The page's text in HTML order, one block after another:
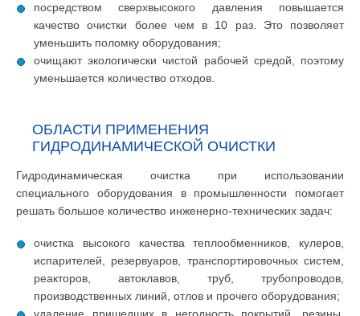
посредством сверхвысокого давления повышается
качество очистки более чем в 10 раз. Это позволяет
уменьшить поломку оборудования;
очищают экологически чистой рабочей средой, поэтому
уменьшается количество отходов.
ОБЛАСТИ ПРИМЕНЕНИЯ
ГИДРОДИНАМИЧЕСКОЙ ОЧИСТКИ
Гидродинамическая очистка при использовании
специального оборудования в промышленности помогает
решать большое количество инженерно-технических задач:
очистка высокого качества теплообменников, кулеров,
испарителей, резервуаров, транспортировочных систем,
реакторов, автоклавов, труб, трубопроводов,
производственных линий, отлов и прочего оборудования;